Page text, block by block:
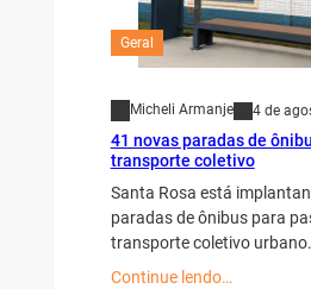
Geral
Micheli Armanje 4 de
41 novas paradas de
transporte coletivo
Santa Rosa está
paradas de ônibus para
transporte coletivo
Continue lendo…